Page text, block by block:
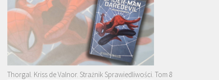
Thorgal. Kriss de Valnor. Strażnik Sprawiedliwości. Tom 8